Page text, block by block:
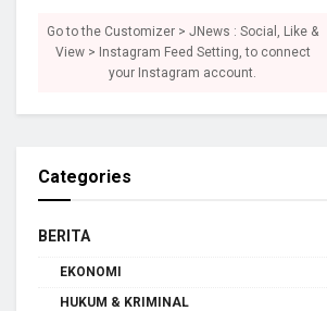
Go to the Customizer > JNews : Social, Like &
View > Instagram Feed Setting, to connect
your Instagram account.
Categories
BERITA
EKONOMI
HUKUM & KRIMINAL